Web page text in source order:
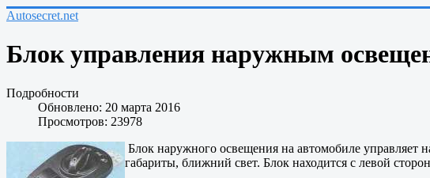
Autosecret.net
Блок управления наружным
Подробности
Обновлено: 20 марта 2016
Просмотров: 23978
Блок наружного освещения на автомобиле
габариты, ближний свет. Блок находится с левой